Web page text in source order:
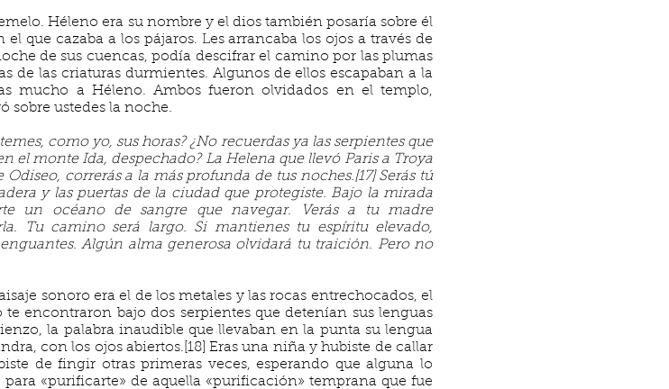
Héleno era su nombre y el dios también posaría sobre él
que cazaba a los pájaros. Les arrancaba los ojos a través de
de sus cuencas, podía descifrar el camino por las plumas
de las criaturas durmientes. Algunos de ellos escapaban a la
mucho a Héleno. Ambos fueron olvidados en el templo,
sobre ustedes la noche.
como yo, sus horas? ¿No recuerdas ya las serpientes que
el monte Ida, despechado? La Helena que llevó Paris a Troya
correrás a la más profunda de tus noches.[17] Serás tú
y las puertas de la ciudad que protegiste. Bajo la mirada
un océano de sangre que navegar. Verás a tu madre
Tu camino será largo. Si mantienes tu espíritu elevado,
Algún alma generosa olvidará tu traición. Pero no
sonoro era el de los metales y las rocas entrechocados, el
encontraron bajo dos serpientes que detenían sus lenguas
la palabra inaudible que llevaban en la punta su lengua
con los ojos abiertos.[18] Eras una niña y hubiste de callar
de fingir otras primeras veces, esperando que alguna lo
«purificarte» de aquella «purificación» temprana que fue